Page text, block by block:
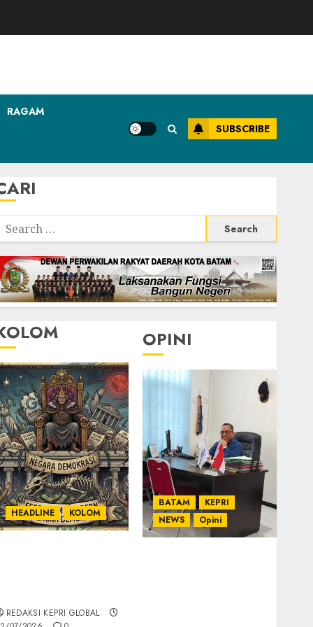
RAGAM
SUBSCRIBE
Search
HEADLINE KOLOM
REDAKSI KEPRI GLOBAL
OPINI
BATAM
KEPRI
NEWS
Opini